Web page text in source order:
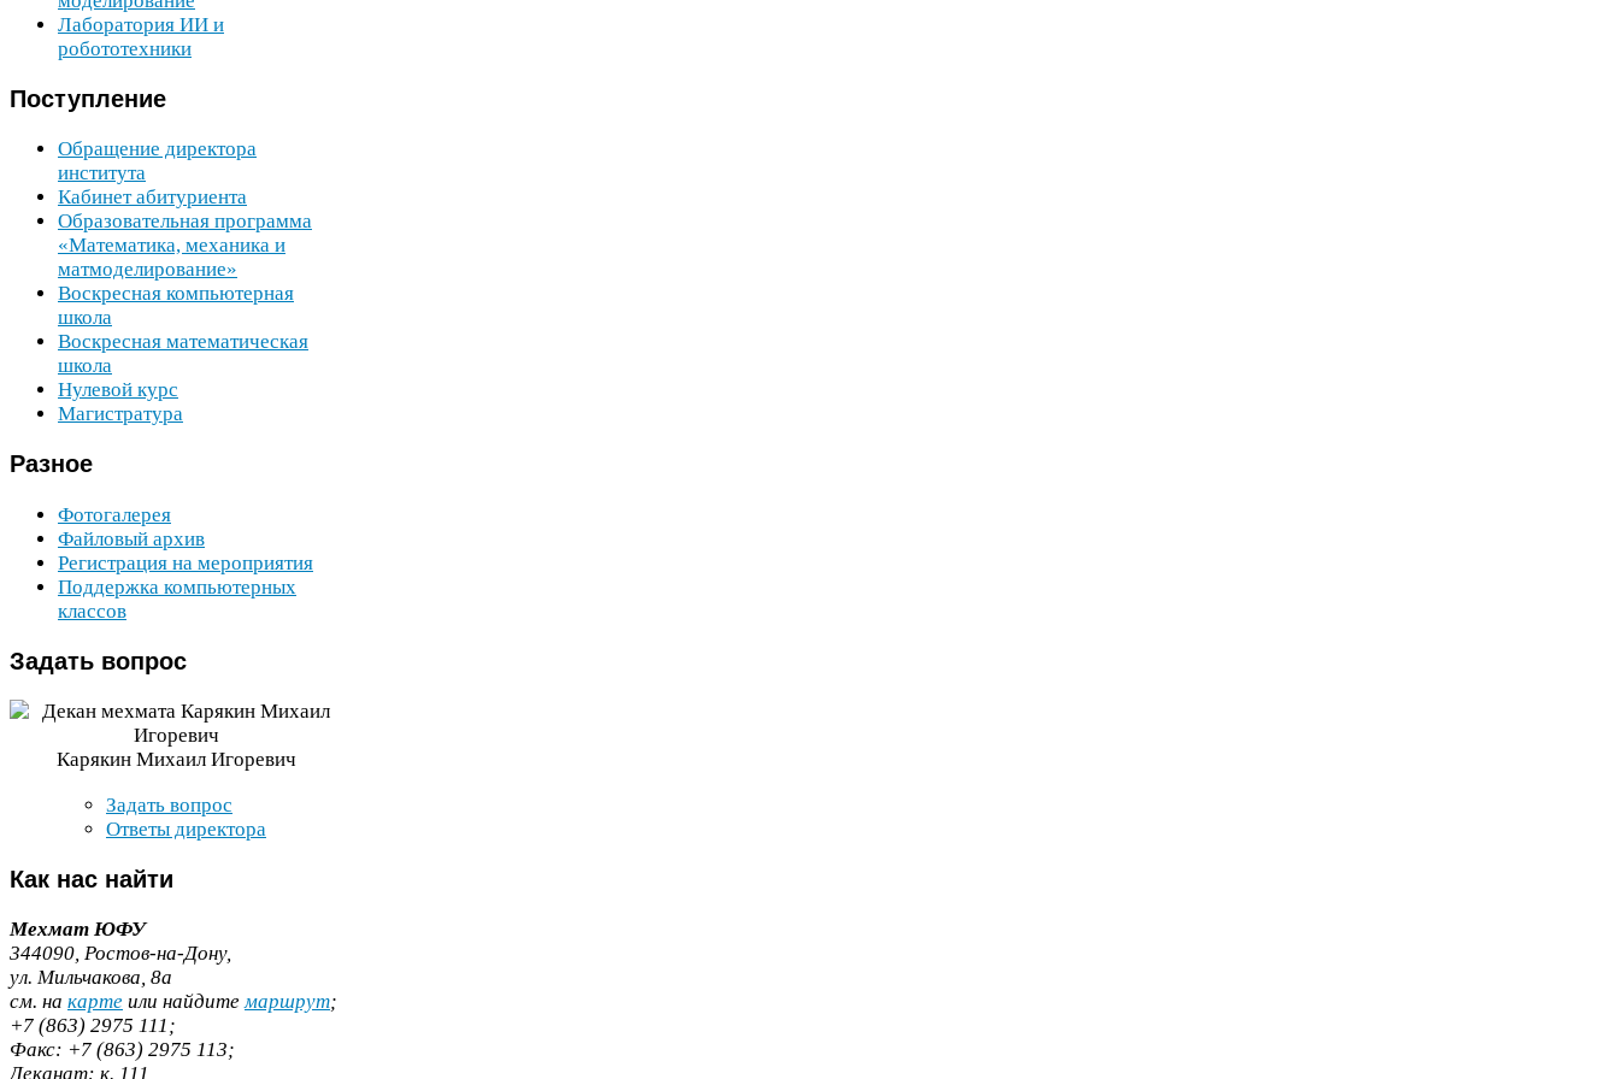
Лаборатория ИИ и
робототехники
Поступление
Обращение директора
института
Кабинет абитуриента
Образовательная программа
«Математика, механика и
матмоделирование»
Воскресная компьютерная
школа
Воскресная математическая
школа
Нулевой курс
Магистратура
Разное
Фотогалерея
Файловый архив
Регистрация на мероприятия
Поддержка компьютерных
классов
Задать вопрос
Карякин Михаил Игоревич
Задать вопрос
Ответы директора
Как нас найти
Мехмат ЮФУ
344090, Ростов-​на-​Дону,
ул. Мильчакова, 8а
cм. на карте или найдитемаршрут;
+7 (863) 2975 111;
Факс: +7 (863) 2975 113;
Деканат: к. 111